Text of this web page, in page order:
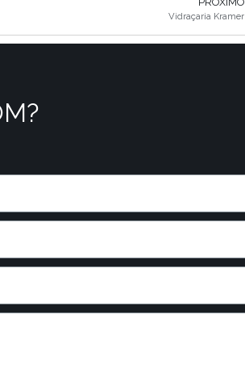
Vidraçaria Kramer